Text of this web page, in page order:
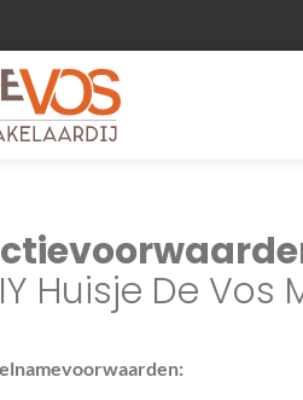
Huisje De Vos